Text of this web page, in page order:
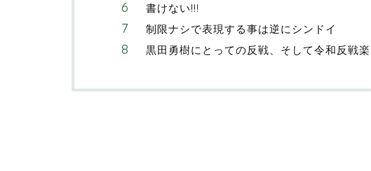
書けない!!!
制限ナシで表現する事は逆にシンドイ
黒田勇樹にとっての反戦、そして令和反戦楽